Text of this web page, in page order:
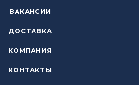
ВАКАНСИИ
ДОСТАВКА
КОМПАНИЯ
КОНТАКТЫ